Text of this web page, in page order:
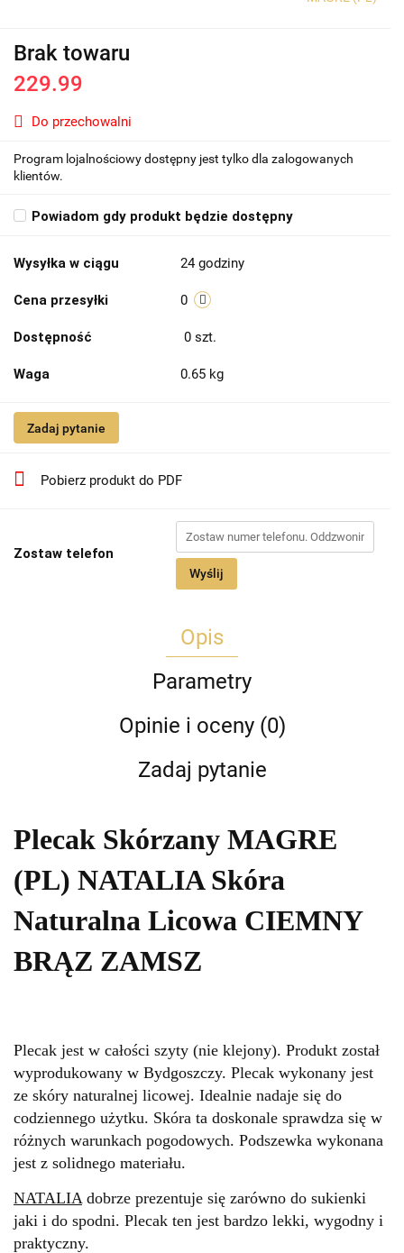
Brak towaru
229.99
Do przechowalni
Program lojalnościowy dostępny jest tylko dla zalogowanych
klientów.
Powiadom gdy produkt będzie dostępny
Wysyłka w ciągu 24 godziny
Cena przesyłki 0
Dostępność 0 szt.
Waga 0.65 kg
Zadaj pytanie
Pobierz produkt do PDF
Zostaw telefon
Wyślij
Opis
Parametry
Opinie i oceny (0)
Zadaj pytanie
Plecak Skórzany MAGRE
(PL) NATALIA Skóra
Naturalna Licowa CIEMNY
BRĄZ ZAMSZ
Plecak jest w całości szyty (nie klejony). Produkt został
wyprodukowany w Bydgoszczy. Plecak wykonany jest
ze skóry naturalnej licowej. Idealnie nadaje się do
codziennego użytku. Skóra ta doskonale sprawdza się w
różnych warunkach pogodowych. Podszewka wykonana
jest z solidnego materiału.
NATALIA dobrze prezentuje się zarówno do sukienki
jaki i do spodni. Plecak ten jest bardzo lekki, wygodny i
praktyczny.